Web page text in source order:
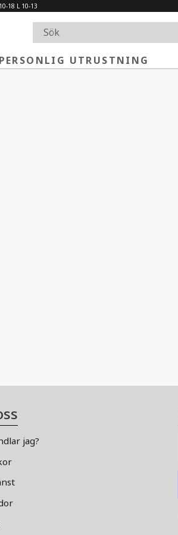
18 L 10-13
PERSONLIG UTRUSTNING
jag?